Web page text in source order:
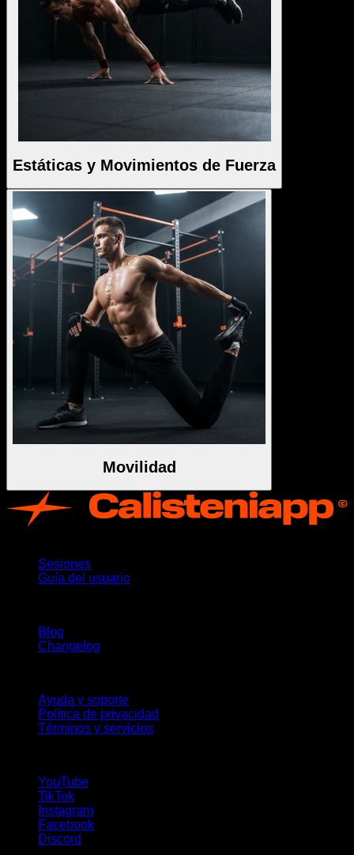
Estáticas y Movimientos de Fuerza
Movilidad
Sesiones
Guía del usuario
Blog
Changelog
Ayuda y soporte
Política de privacidad
Términos y servicios
YouTube
TikTok
Instagram
Facebook
Discord